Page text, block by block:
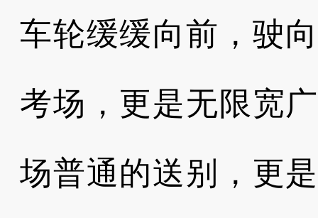
车轮缓缓向前，驶
考场，更是无限宽
场普通的送别，更